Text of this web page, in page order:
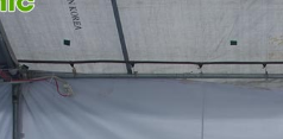
hiệu Việt tại TP.HCM (Bình
Dương)
6 Tháng 8, 2026
VinaOrganic tham dự hội